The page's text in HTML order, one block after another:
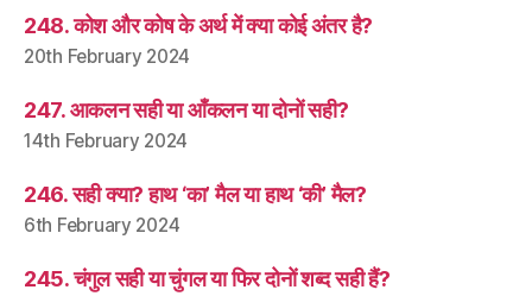
248. कोश और कोष के अर्थ में क्या कोई अंतर है?
20th February 2024
247. आकलन सही या आँकलन या दोनों सही?
14th February 2024
246. सही क्या? हाथ ‘का’ मैल या हाथ ‘की’ मैल?
6th February 2024
245. चंगुल सही या चुंगल या फिर दोनों शब्द सही हैं?